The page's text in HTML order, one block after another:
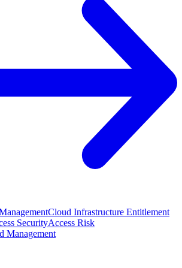
Cloud Infrastructure Entitlement
SecurityAccess Risk
Management